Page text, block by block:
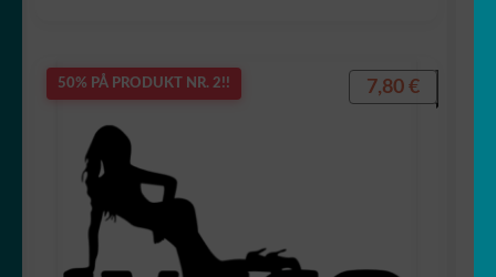
50% PÅ PRODUKT NR. 2!! 7,80 €